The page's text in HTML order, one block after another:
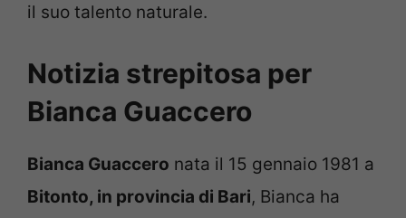
il suo talento naturale.
Notizia strepitosa per
Bianca Guaccero
Bianca Guaccero nata il 15 gennaio 1981 a
Bitonto, in provincia di Bari, Bianca ha